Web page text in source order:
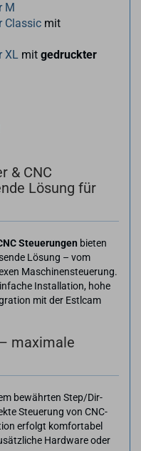
M
Classic mit
XL mit gedruckter
& CNC
Lösung für
Steuerungen bieten
Lösung – vom
Maschinensteuerung.
Installation, hohe
mit der Estlcam
maximale
bewährten Step/Dir-
Steuerung von CNC-
erfolgt komfortabel
Hardware oder